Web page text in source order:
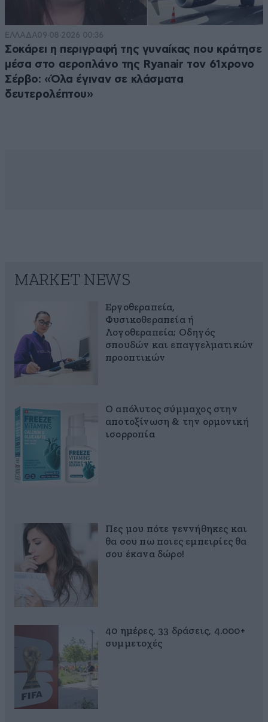
ΕΛΛΑΔΑ09·08·2026 00:36
Σοκάρει η περιγραφή της γυναίκας που κράτησε
μέσα στο αεροπλάνο της Ryanair τον 61χρονο
Σέρβο: «Όλα έγιναν σε κλάσματα
δευτερολέπτου»
MARKET NEWS
Εργοθεραπεία,
Φυσικοθεραπεία ή
Λογοθεραπεία; Οδηγός
σπουδών και επαγγελματικών
προοπτικών
Ο απόλυτος σύμμαχος στην
αποτοξίνωση & την ορμονική
ισορροπία
Πες μου πότε γεννήθηκες και
θα σου πω ποιες εμπειρίες θα
σου έκανα δώρο!
40 ημέρες, 33 δράσεις, 4.000+
συμμετοχές